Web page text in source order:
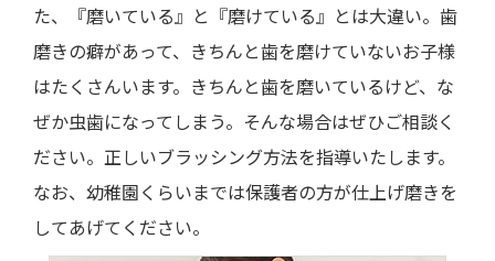
た、『磨いている』と『磨けている』とは大違い。歯
磨きの癖があって、きちんと歯を磨けていないお子様
はたくさんいます。きちんと歯を磨いているけど、な
ぜか虫歯になってしまう。そんな場合はぜひご相談く
ださい。正しいブラッシング方法を指導いたします。
なお、幼稚園くらいまでは保護者の方が仕上げ磨きを
してあげてください。